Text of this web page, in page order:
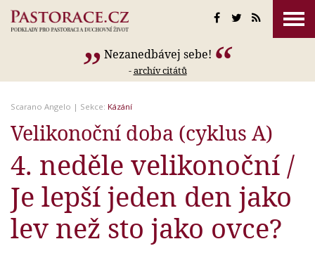
Nezanedbávej sebe!
-archív citátů
Scarano Angelo | Sekce: Kázání
Velikonoční doba (cyklus A)
4. neděle velikonoční /
Je lepší jeden den jako
lev než sto jako ovce?